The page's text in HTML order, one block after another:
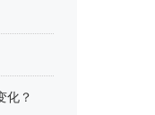
化？